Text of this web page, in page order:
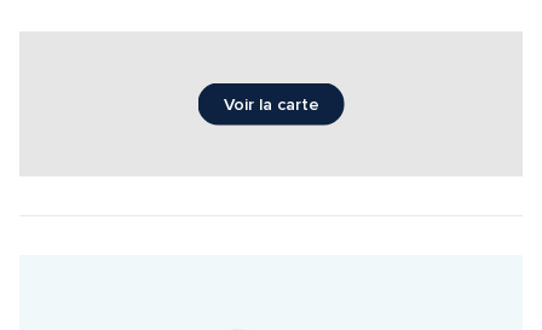
Voir la carte